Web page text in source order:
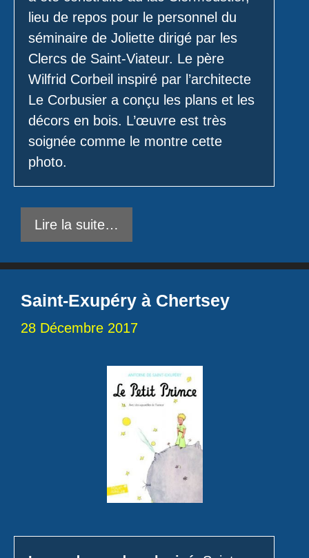
lieu de repos pour le personnel du
séminaire de Joliette dirigé par les
Clercs de Saint-Viateur. Le père
Wilfrid Corbeil inspiré par l’architecte
Le Corbusier a conçu les plans et les
décors en bois. L’œuvre est très
soignée comme le montre cette
photo.
Lire la suite…
Saint-Exupéry à Chertsey
28 Décembre 2017